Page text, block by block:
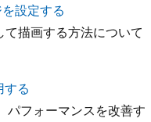
設定する
描画する方法について
る
パフォーマンスを改善す